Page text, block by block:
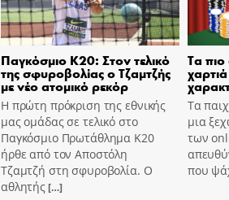
Παγκόσμιο Κ20: Στον τελικό
της σφυροβολίας ο Τζαμτζής
με νέο ατομικό ρεκόρ
Η πρώτη πρόκριση της εθνικής
μας ομάδας σε τελικό στο
Παγκόσμιο Πρωτάθλημα Κ20
ήρθε από τον Αποστόλη
Τζαμτζή στη σφυροβολία. Ο
αθλητής[…]
Τα πιο
Τα
μια
των
που